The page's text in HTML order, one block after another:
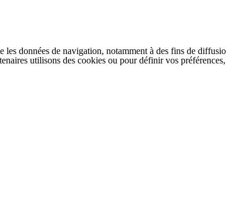
données de navigation, notamment à des fins de
utilisons des cookies ou pour définir vos